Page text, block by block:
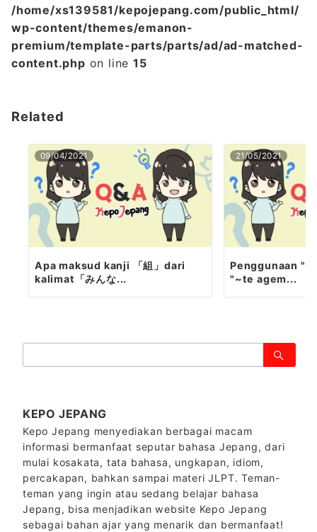
/home/xs139581/kepojepang.com/public_html/
wp-content/themes/emanon-
premium/template-parts/parts/ad/ad-matched-
content.php on line15
Related
09/04/2021
Apa maksud kanji 「組」dari
kalimat「みんな...
21/05/2021
Penggunaan
"~te agem...
索：
KEPO JEPANG
Kepo Jepang menyediakan berbagai macam
informasi bermanfaat seputar bahasa Jepang, dari
mulai kosakata, tata bahasa, ungkapan, idiom,
percakapan, bahkan sampai materi JLPT. Teman-
teman yang ingin atau sedang belajar bahasa
Jepang, bisa menjadikan website Kepo Jepang
sebagai bahan ajar yang menarik dan bermanfaat!